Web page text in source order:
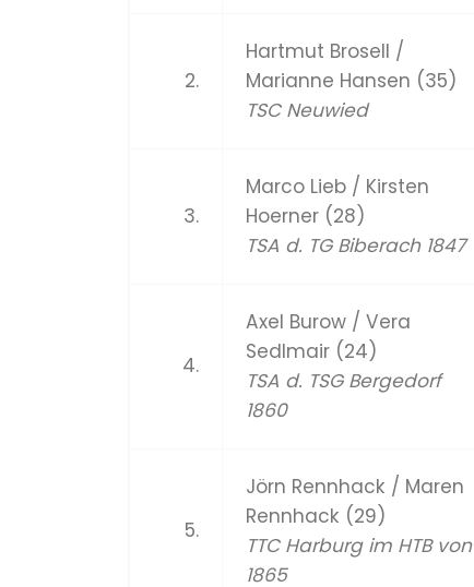
2.
Hartmut Brosell /
Marianne Hansen (35)
TSC Neuwied
3.
Marco Lieb / Kirsten
Hoerner (28)
TSA d. TG Biberach 1847
4.
Axel Burow / Vera
Sedlmair (24)
TSA d. TSG Bergedorf
1860
5.
Jörn Rennhack / Maren
Rennhack (29)
TTC Harburg im HTB von
1865